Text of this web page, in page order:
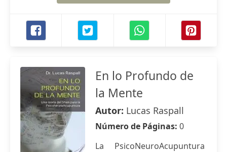
En lo Profundo de
la Mente
Autor: Lucas Raspall
Número de Páginas: 0
La PsicoNeuroAcupuntura